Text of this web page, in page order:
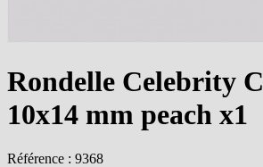
Rondelle Celebrity
10x14 mm peach x1
Référence : 9368